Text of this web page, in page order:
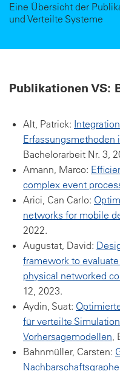
Eine Übersicht der
und Verteilte Systeme
Publikationen VS:
Alt, Patrick:
Erfassungsmethoden
Bachelorarbeit Nr. 3,
Amann, Marco:
complex event
Arici, Can Carlo:
networks for mobile
2022.
Augustat, David:
framework to
physical networked
12, 2023.
Aydin, Suat:
für verteilte
Vorhersagemodellen,
Bahnmüller, Carsten: